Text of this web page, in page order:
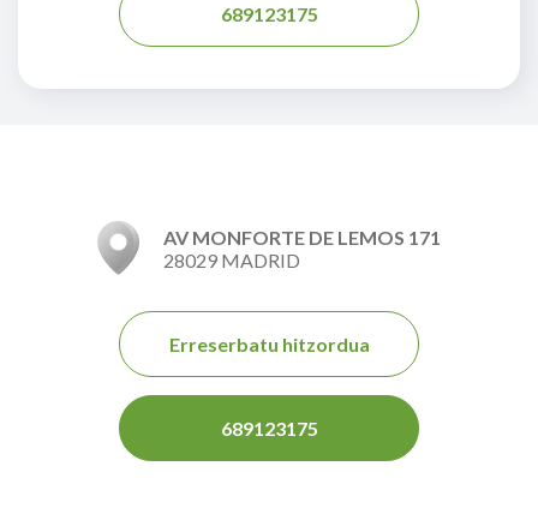
689123175
AV MONFORTE DE LEMOS 171
28029 MADRID
Erreserbatu hitzordua
689123175